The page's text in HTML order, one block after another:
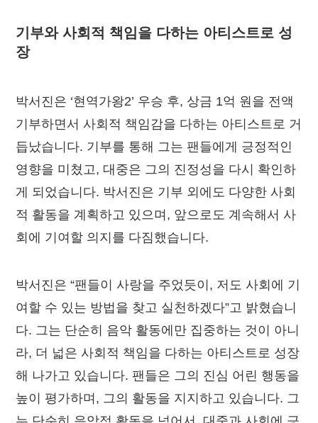
기부와 사회적 책임을 다하는 아티스트로 성
장
박서진은 ‘현역가왕2’ 우승 후, 상금 1억 원을 전액
기부하면서 사회적 책임감을 다하는 아티스트로 거
듭났습니다. 기부를 통해 그는 팬들에게 긍정적인
영향을 미쳤고, 대중은 그의 진정성을 다시 확인하
게 되었습니다. 박서진은 기부 외에도 다양한 사회
적 활동을 계획하고 있으며, 앞으로도 계속해서 사
회에 기여할 의지를 다짐했습니다.
박서진은 “팬들이 사랑을 주었듯이, 저도 사회에 기
여할 수 있는 방법을 찾고 실천하겠다”고 밝혔습니
다. 그는 단순히 음악 활동에만 집중하는 것이 아니
라, 더 넓은 사회적 책임을 다하는 아티스트로 성장
해 나가고 있습니다. 팬들은 그의 진심 어린 행동을
높이 평가하며, 그의 활동을 지지하고 있습니다. 그